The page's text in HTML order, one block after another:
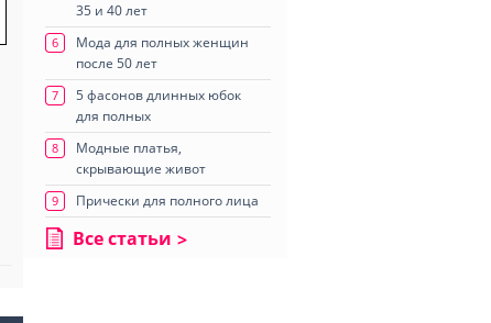
35 и 40 лет
6
Мода для полных женщин
после 50 лет
7
5 фасонов длинных юбок
для полных
8
Модные платья,
скрывающие живот
9 Прически для полного лица
Все статьи